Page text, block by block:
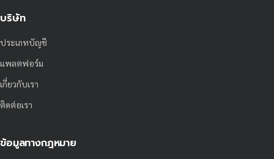
บริษัท
ประเภทบัญชี
แพลตฟอร์ม
เกี่ยวกับเรา
ติดต่อเรา
ข้อมูลทางกฎหมาย